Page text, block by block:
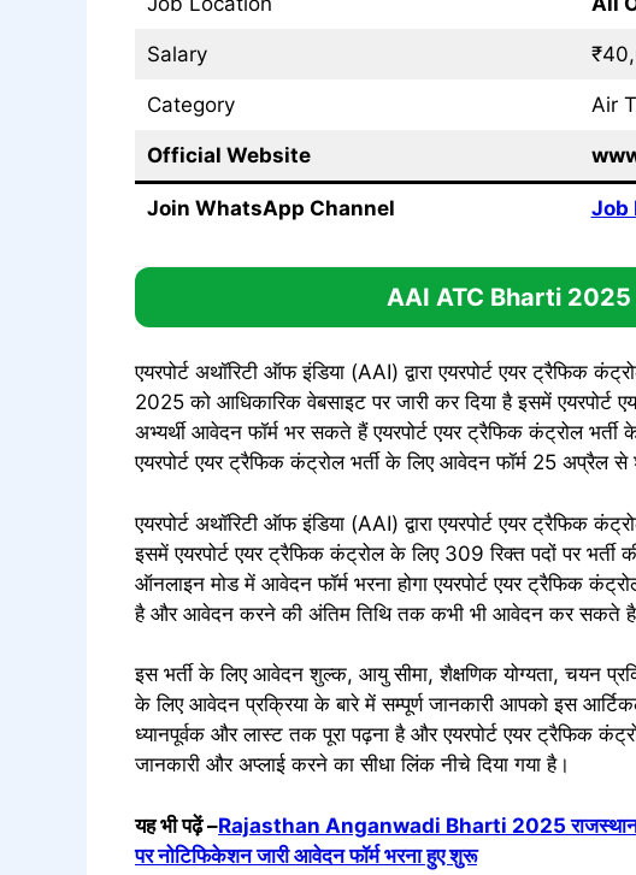
Salary
Category Air
Official Website
Join WhatsApp Channel Job
AAI ATC Bharti 2025
एयरपोर्ट अथॉरिटी ऑफ इंडिया (AAI) द्वारा एयरपोर्ट एयर ट्रैफिक
2025 को आधिकारिक वेबसाइट पर जारी कर दिया है इसमें एयरपोर्ट
अभ्यर्थी आवेदन फॉर्म भर सकते हैं एयरपोर्ट एयर ट्रैफिक कंट्रोल
एयरपोर्ट एयर ट्रैफिक कंट्रोल भर्ती के लिए आवेदन फॉर्म 25 अप्रैल
एयरपोर्ट अथॉरिटी ऑफ इंडिया (AAI) द्वारा एयरपोर्ट एयर ट्रैफिक
इसमें एयरपोर्ट एयर ट्रैफिक कंट्रोल के लिए 309 रिक्त पदों पर भर्ती
ऑनलाइन मोड में आवेदन फॉर्म भरना होगा एयरपोर्ट एयर ट्रैफिक
है और आवेदन करने की अंतिम तिथि तक कभी भी आवेदन कर सकते
इस भर्ती के लिए आवेदन शुल्क, आयु सीमा, शैक्षणिक योग्यता, चयन
के लिए आवेदन प्रक्रिया के बारे में सम्पूर्ण जानकारी आपको इस
ध्यानपूर्वक और लास्ट तक पूरा पढ़ना है और एयरपोर्ट एयर ट्रैफिक
जानकारी और अप्लाई करने का सीधा लिंक नीचे दिया गया है।
यह भी पढ़ें –Rajasthan Anganwadi Bharti 2025 राजस्थान
पर नोटिफिकेशन जारी आवेदन फॉर्म भरना हुए शुरू